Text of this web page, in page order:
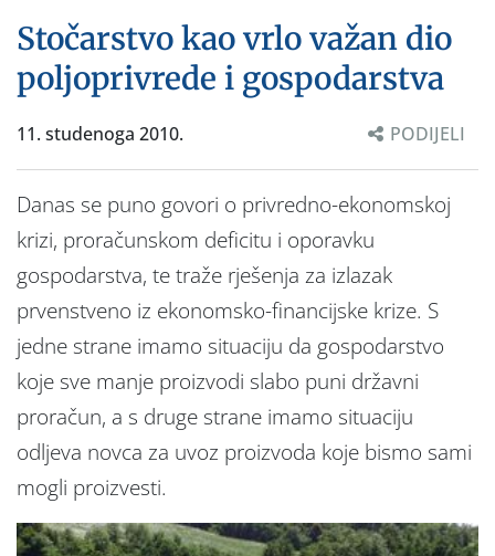
Stočarstvo kao vrlo važan dio
poljoprivrede i gospodarstva
11. studenoga 2010. PODIJELI
Danas se puno govori o privredno-ekonomskoj
krizi, proračunskom deficitu i oporavku
gospodarstva, te traže rješenja za izlazak
prvenstveno iz ekonomsko-financijske krize. S
jedne strane imamo situaciju da gospodarstvo
koje sve manje proizvodi slabo puni državni
proračun, a s druge strane imamo situaciju
odljeva novca za uvoz proizvoda koje bismo sami
mogli proizvesti.